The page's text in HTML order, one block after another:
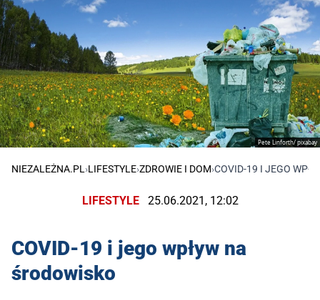
Pete Linforth/ pixabay
NIEZALEŻNA.PL ›LIFESTYLE›ZDROWIE I DOM›COVID-19 I JEGO
LIFESTYLE 25.06.2021, 12:02
COVID-19 i jego wpływ na
środowisko